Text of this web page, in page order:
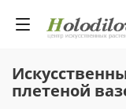
плетеной